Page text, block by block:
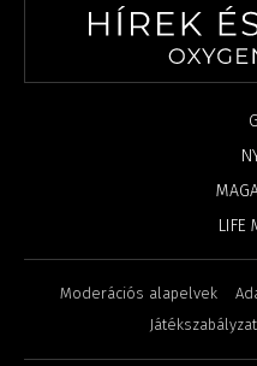
LIFE
Moderációs alapelvek
Játékszabályzat